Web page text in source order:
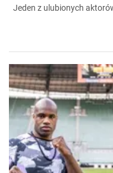
Jeden z ulubionych